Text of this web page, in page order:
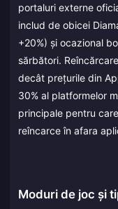
portaluri externe
includ de obicei
+20%) și ocazional
sărbători.
decât prețurile din
30% al platformelor
principale pentru
reîncarce în afara
Moduri de joc și